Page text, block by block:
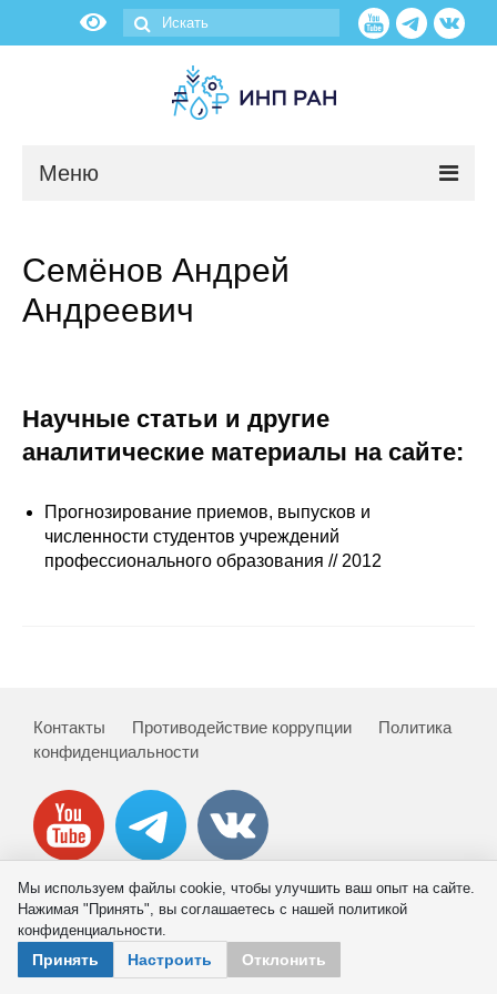
Меню
Администрация
Отчетность
Публикации
Издания
О журнале
Номера журналов
Семёнов Андрей
Андреевич
Научные статьи и другие
аналитические материалы на сайте:
Прогнозирование приемов, выпусков и
численности студентов учреждений
профессионального образования // 2012
Контакты Противодействие коррупции
Политика
конфиденциальности
© 2026 ИНП РАН
Мы используем файлы cookie, чтобы улучшить ваш опыт на сайте.
Нажимая "Принять", вы соглашаетесь с нашей политикой
конфиденциальности.
Принять Настроить Отклонить